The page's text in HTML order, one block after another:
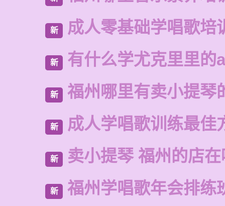
新 成人零基础学唱歌培
新 有什么学尤克里里的
新 福州哪里有卖小提琴
新 成人学唱歌训练最佳
新 卖小提琴 福州的店
新 福州学唱歌年会排练